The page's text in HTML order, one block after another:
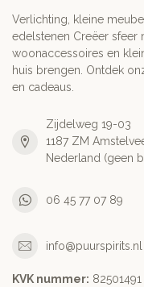
Verlichting, kleine
edelstenen Creëer sfeer
woonaccessoires en
huis brengen. Ontdek
en cadeaus.
Zijdelweg 19-03
1187 ZM
Nederland (geen
06 45 77 07 89
info@puurspirits.nl
KVK nummer: 82501491